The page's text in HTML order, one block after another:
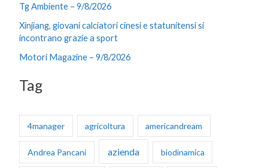
a
:
Tg Ambiente – 9/8/2026
Xinjiang, giovani calciatori cinesi e statunitensi si
incontrano grazie a sport
Motori Magazine – 9/8/2026
Tag
4manager agricoltura americandream
Andrea Pancani azienda biodinamica